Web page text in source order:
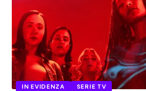
IN EVIDENZA SERIE TV